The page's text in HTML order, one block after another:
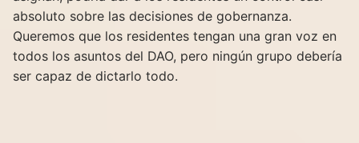
absoluto sobre las decisiones de gobernanza.
Queremos que los residentes tengan una gran voz en
todos los asuntos del DAO, pero ningún grupo debería
ser capaz de dictarlo todo.